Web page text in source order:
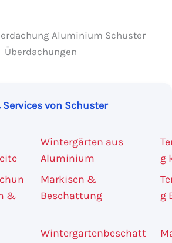
von Schuster
Wintergärten aus
Aluminium
g
&
Markisen &
Beschattung
g
Wintergartenbeschatt